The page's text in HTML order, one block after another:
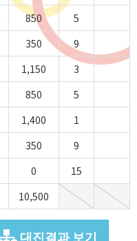
850
5
350
9
1,150
3
850
5
1,400
1
350
9
0
15
10,500
대진결과 보기